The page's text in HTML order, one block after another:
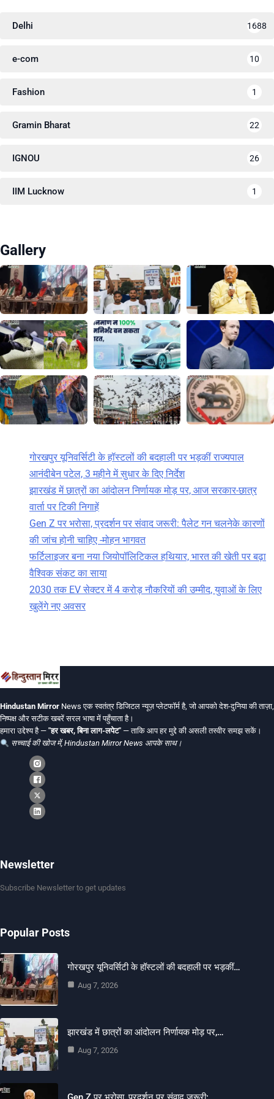
Delhi 1688
e-com 10
Fashion 1
Gramin Bharat 22
IGNOU 26
IIM Lucknow 1
Gallery
गोरखपुर यूनिवर्सिटी के हॉस्टलों की बदहाली पर भड़कीं राज्यपाल
आनंदीबेन पटेल, 3 महीने में सुधार के दिए निर्देश
झारखंड में छात्रों का आंदोलन निर्णायक मोड़ पर, आज सरकार-छात्र
वार्ता पर टिकी निगाहें
Gen Z पर भरोसा, प्रदर्शन पर संवाद जरूरी: पैलेट गन चलनेके कारणों
की जांच होनी चाहिए -मोहन भागवत
फर्टिलाइजर बना नया जियोपॉलिटिकल हथियार, भारत की खेती पर बढ़ा
वैश्विक संकट का साया
2030 तक EV सेक्टर में 4 करोड़ नौकरियों की उम्मीद, युवाओं के लिए
खुलेंगे नए अवसर
Hindustan Mirror News एक स्वतंत्र डिजिटल न्यूज़ प्लेटफॉर्म है, जो आपको देश-दुनिया की ताज़ा,
निष्पक्ष और सटीक खबरें सरल भाषा में पहुँचाता है।
हमारा उद्देश्य है — "हर खबर, बिना लाग-लपेट" — ताकि आप हर मुद्दे की असली तस्वीर समझ सकें।
सच्चाई की खोज में, Hindustan Mirror News आपके साथ।
Newsletter
Subscribe Newsletter to get updates
Popular Posts
गोरखपुर यूनिवर्सिटी के हॉस्टलों की बदहाली पर भड़कीं…
Aug 7, 2026
झारखंड में छात्रों का आंदोलन निर्णायक मोड़ पर,…
Aug 7, 2026